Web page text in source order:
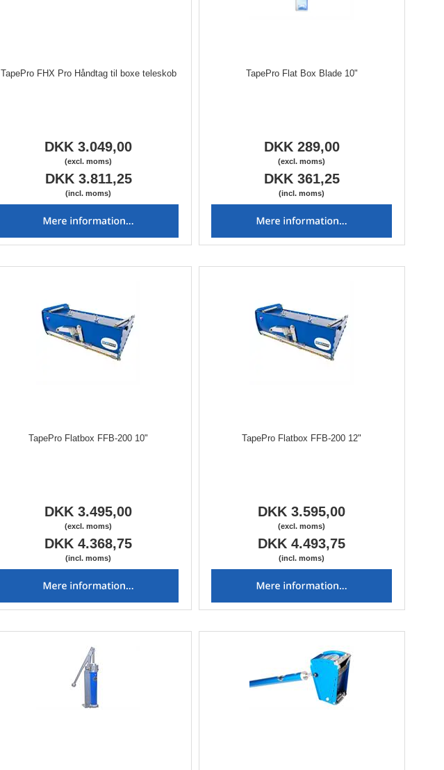
TapePro FHX Pro Håndtag til boxe teleskob
DKK 3.049,00
(excl. moms)
DKK 3.811,25
(incl. moms)
TapePro Flat Box Blade 10"
DKK 289,00
(excl. moms)
DKK 361,25
(incl. moms)
TapePro Flatbox FFB-200 10"
DKK 3.495,00
(excl. moms)
DKK 4.368,75
(incl. moms)
TapePro Flatbox FFB-200 12"
DKK 3.595,00
(excl. moms)
DKK 4.493,75
(incl. moms)